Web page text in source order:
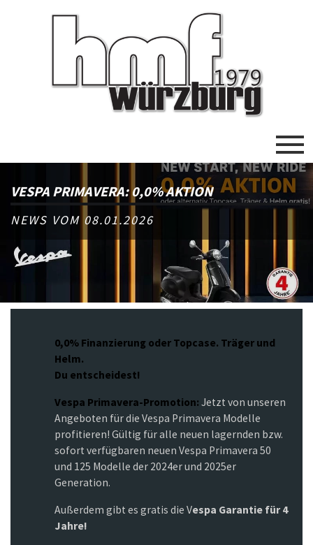
VESPA PRIMAVERA: 0,0% AKTION
NEWS VOM 08.01.2026
0,0% Finanzierung oder Topcase. Träger und
Helm.
Du entscheidest!
Vespa Primavera-Promotion: Jetzt von unseren
Angeboten für die Vespa Primavera Modelle
profitieren! Gültig für alle neuen lagernden bzw.
sofort verfügbaren neuen Vespa Primavera 50
und 125 Modelle der 2024er und 2025er
Generation.
Außerdem gibt es gratis die Vespa Garantie für 4
Jahre!